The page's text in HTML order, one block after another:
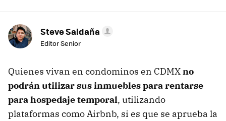
Steve Saldaña
Editor Senior
Quienes vivan en condominos en CDMXno
podrán utilizar sus inmuebles para rentarse
para hospedaje temporal, utilizando
plataformas como Airbnb, si es que se aprueba la